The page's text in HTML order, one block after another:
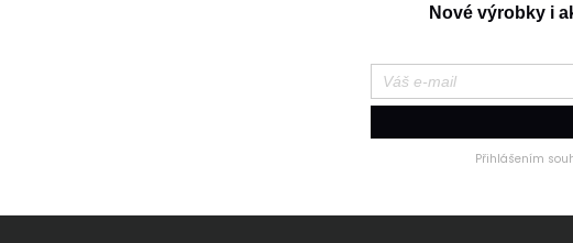
Nové výrobky i
Přihlášením